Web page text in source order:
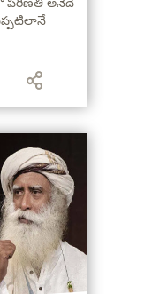
పరిణతి అనేదే